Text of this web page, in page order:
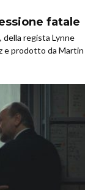
fatale
della regista Lynne
e prodotto da Martin